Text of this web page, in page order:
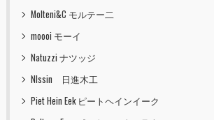
Molteni&C モルテー二
moooi モーイ
Natuzzi ナツッジ
NIssin 日進木工
Piet Hein Eek ピートヘインイーク